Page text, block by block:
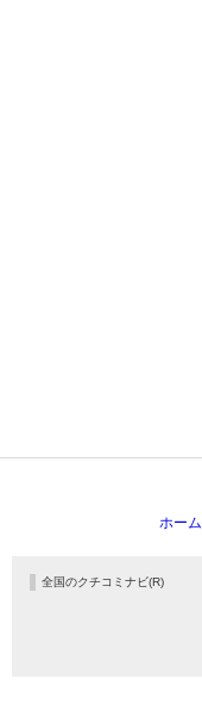
ホーム
全国のクチコミナビ(R)